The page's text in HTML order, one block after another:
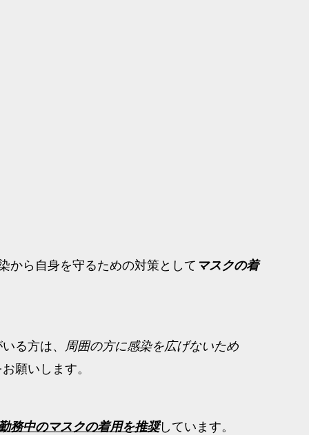
から自身を守るための対策として マスクの着
る方は、 周囲の方に感染を広げないため
願いします。
務中のマスクの着用を推奨しています。